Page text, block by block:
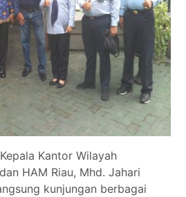
Kantor Wilayah
HAM Riau, Mhd. Jahari
kunjungan berbagai